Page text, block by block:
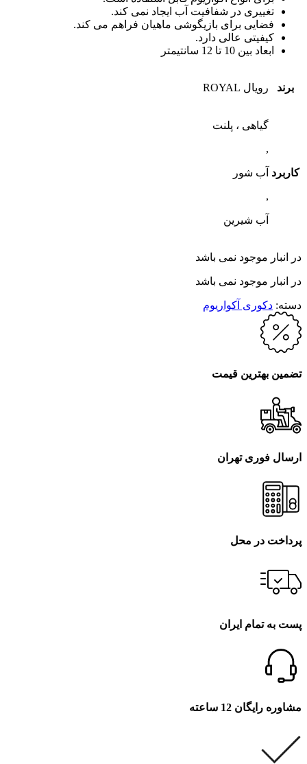
تغییری در شفافیت آب ایجاد نمی کند.
فضایی برای بازیگوشی ماهیان فراهم می کند.
کیفیتی عالی دارد.
ابعاد بین 10 تا 12 سانتیمتر
برند رویال ROYAL
کاربرد
گیاهی ، پلنت
,
آب شور
,
آب شیرین
در انبار موجود نمی باشد
در انبار موجود نمی باشد
دسته: دکوری آکواریوم
تضمین بهترین قیمت
ارسال فوری تهران
پرداخت در محل
پست به تمام ایران
مشاوره رایگان 12 ساعته